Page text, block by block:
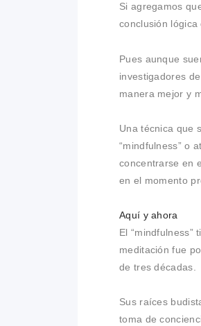
Si agregamos
conclusión
Pues aunque
investigadores
manera mejor y
Una técnica que
“mindfulness” o
concentrarse en
en el momento
Aquí y ahora
El
meditación fue
de tres décadas.
Sus raíces
toma de